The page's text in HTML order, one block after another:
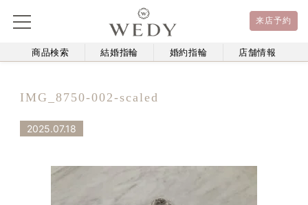
来店予約
商品検索 結婚指輪 婚約指輪 店舗情報
IMG_8750-002-scaled
2025.07.18